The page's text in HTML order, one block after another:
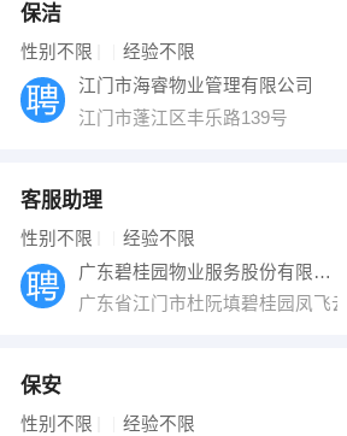
保洁
性别不限 经验不限
江门市海睿物业管理有限公司
江门市蓬江区丰乐路139号
客服助理
性别不限 经验不限
广东碧桂园物业服务股份有限公司江门分公司
广东省江门市杜阮填碧桂园凤飞云
保安
性别不限 经验不限